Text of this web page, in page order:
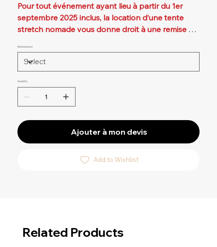
Pour tout événement ayant lieu à partir du 1er
septembre 2025 inclus, la location d’une tente
stretch nomade vous donne droit à une remise de
: mobilier, chaises, tables, guirlandes, arts de la
table, matériel, et bien plus encore.
Rental period
Quantity
Ajouter à mon devis
Add to Wishlist
Related Products